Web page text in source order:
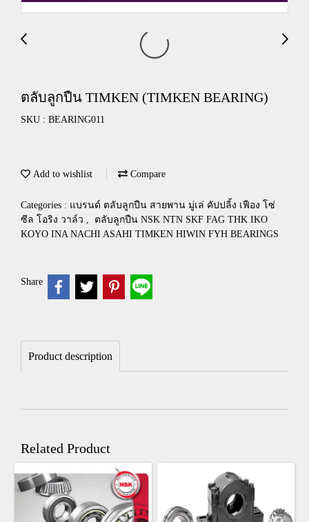
ตลับลูกปืน TIMKEN (TIMKEN BEARING)
SKU : BEARING011
Add to wishlist Compare
Categories : แบรนด์ ตลับลูกปืน สายพาน มู่เล่ คัปปลิ้ง เฟือง โซ่
ซีล โอริง วาล์ว ,
ตลับลูกปืน NSK NTN SKF FAG THK IKO
KOYO INA NACHI ASAHI TIMKEN HIWIN FYH BEARINGS
Share
Product description
Related Product